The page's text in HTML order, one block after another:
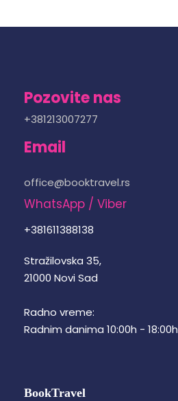
Pozovite nas
+381213007277
Email
office@booktravel.rs
WhatsApp / Viber
+381611388138
Stražilovska 35,
21000 Novi Sad
Radno vreme:
Radnim danima 10:00h - 18:00h
BookTravel